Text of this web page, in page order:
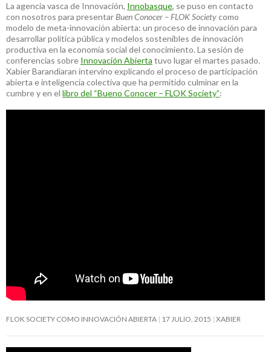
La agencia vasca de Innovación, Innobasque, se puso en contacto
con nosotros para presentar Buen Conocer – FLOK Societycomo
modelo de meta-innovación abierta: un proceso de innovación para
desarrollar política pública y modelos sostenibles de innovación
productiva en la economía social del conocimiento. La sesión de
conferencias sobre Innovación Abierta tuvo lugar el martes pasado.
Xabier Barandiaran intervino explicando el proceso de participación
abierta e inteligencia colectiva que ha permitido culminar en la
cumbre y en el libro del “Bueno Conocer – FLOK Society”:
FLOK SOCIETY COMO INNOVACIÓN ABIERTA 17 JULIO, 2015 XABIER